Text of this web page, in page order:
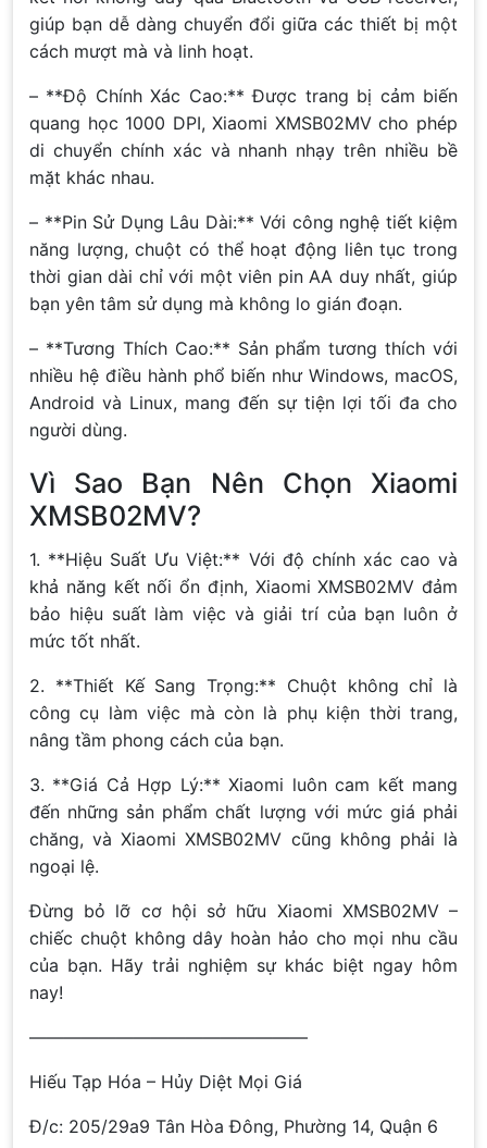
giúp bạn dễ dàng chuyển đổi giữa các thiết bị một
cách mượt mà và linh hoạt.
– **Độ Chính Xác Cao:** Được trang bị cảm biến
quang học 1000 DPI, Xiaomi XMSB02MV cho phép
di chuyển chính xác và nhanh nhạy trên nhiều bề
mặt khác nhau.
– **Pin Sử Dụng Lâu Dài:** Với công nghệ tiết kiệm
năng lượng, chuột có thể hoạt động liên tục trong
thời gian dài chỉ với một viên pin AA duy nhất, giúp
bạn yên tâm sử dụng mà không lo gián đoạn.
– **Tương Thích Cao:** Sản phẩm tương thích với
nhiều hệ điều hành phổ biến như Windows, macOS,
Android và Linux, mang đến sự tiện lợi tối đa cho
người dùng.
Vì Sao Bạn Nên Chọn Xiaomi
XMSB02MV?
1. **Hiệu Suất Ưu Việt:** Với độ chính xác cao và
khả năng kết nối ổn định, Xiaomi XMSB02MV đảm
bảo hiệu suất làm việc và giải trí của bạn luôn ở
mức tốt nhất.
2. **Thiết Kế Sang Trọng:** Chuột không chỉ là
công cụ làm việc mà còn là phụ kiện thời trang,
nâng tầm phong cách của bạn.
3. **Giá Cả Hợp Lý:** Xiaomi luôn cam kết mang
đến những sản phẩm chất lượng với mức giá phải
chăng, và Xiaomi XMSB02MV cũng không phải là
ngoại lệ.
Đừng bỏ lỡ cơ hội sở hữu Xiaomi XMSB02MV –
chiếc chuột không dây hoàn hảo cho mọi nhu cầu
của bạn. Hãy trải nghiệm sự khác biệt ngay hôm
nay!
————————————————
Hiếu Tạp Hóa – Hủy Diệt Mọi Giá
Đ/c: 205/29a9 Tân Hòa Đông, Phường 14, Quận 6